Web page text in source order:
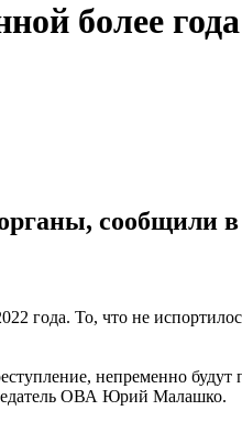
более
сообщили
года. То, что не
непременно будут
ОВА Юрий Малашко.